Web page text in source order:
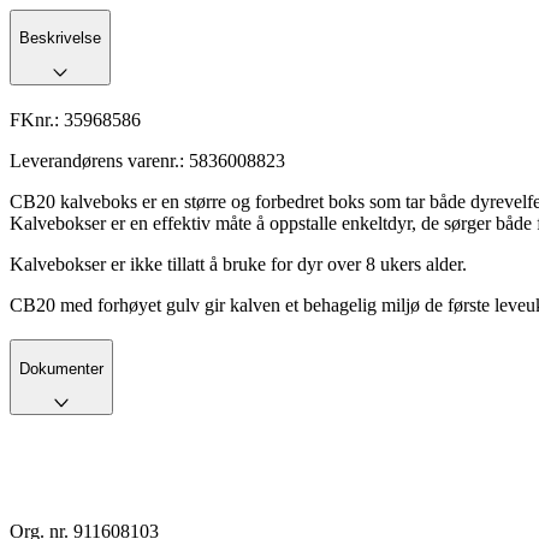
Beskrivelse
FKnr.: 35968586
Leverandørens varenr.: 5836008823
CB20 kalveboks er en større og forbedret boks som tar både
Kalvebokser er en effektiv måte å oppstalle enkeltdyr, de sørger
Kalvebokser er ikke tillatt å bruke for dyr over 8 ukers alder.
CB20 med forhøyet gulv gir kalven et behagelig miljø de første
Dokumenter
Org. nr. 911608103